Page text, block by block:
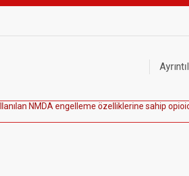
anı an N M DA enge eme öze ikerine sahip opioi